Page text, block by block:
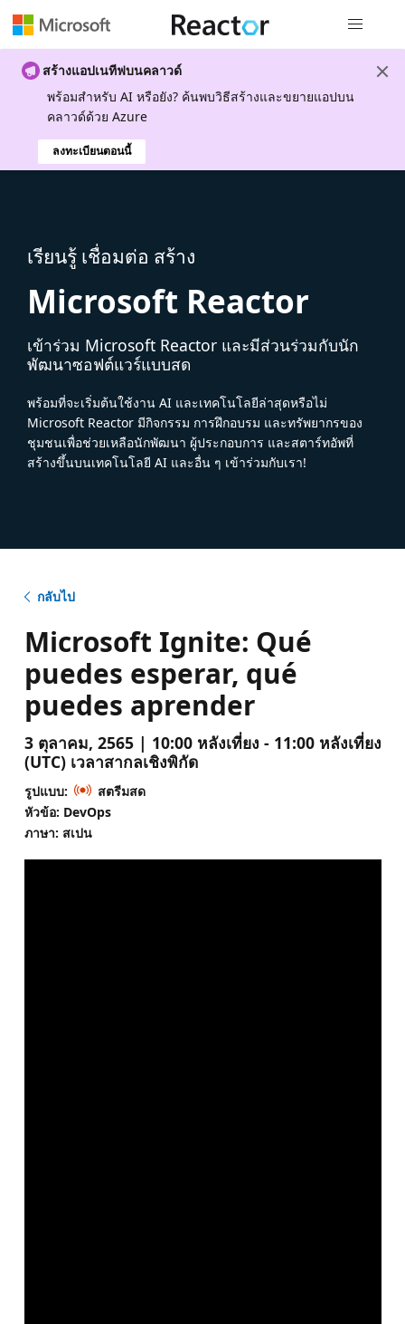
สร้างแอปเนทีฟบนคลาวด์
พร้อมสําหรับ AI หรือยัง? ค้นพบวิธีสร้างและขยายแอปบน
คลาวด์ด้วย Azure
ลงทะเบียนตอนนี้
เรียนรู้ เชื่อมต่อ สร้าง
Microsoft Reactor
เข้าร่วม Microsoft Reactor และมีส่วนร่วมกับนัก
พัฒนาซอฟต์แวร์แบบสด
พร้อมที่จะเริ่มต้นใช้งาน AI และเทคโนโลยีล่าสุดหรือไม่
Microsoft Reactor มีกิจกรรม การฝึกอบรม และทรัพยากรของ
ชุมชนเพื่อช่วยเหลือนักพัฒนา ผู้ประกอบการ และสตาร์ทอัพที่
สร้างขึ้นบนเทคโนโลยี AI และอื่น ๆ เข้าร่วมกับเรา!
กลับไป
Microsoft Ignite: Qué
puedes esperar, qué
puedes aprender
3 ตุลาคม, 2565 | 10:00 หลังเที่ยง - 11:00 หลังเที่ยง
(UTC) เวลาสากลเชิงพิกัด
รูปแบบ:
สตรีมสด
หัวข้อ: DevOps
ภาษา: สเปน